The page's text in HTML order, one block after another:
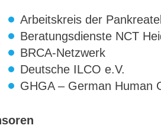
Arbeitskreis der
Beratungsdienste NCT
BRCA-Netzwerk
Deutsche ILCO e.V.
GHGA – German Human